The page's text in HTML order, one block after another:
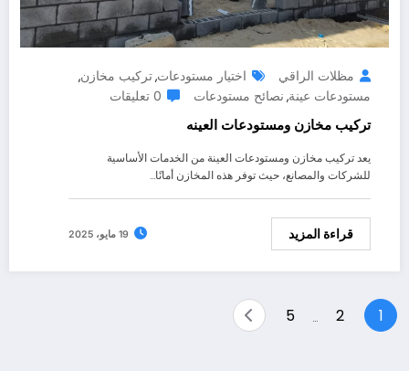
مظلات الراقي اختيار مستودعات,تركيب مخازن,
مستودعات عينة, نصائح مستودعات 0 تعليقات
تركيب مخازن ومستودعات العينه
يعد تركيب مخازن ومستودعات العينة من الخدمات الأساسية
للشركات والمصانع، حيث توفر هذه المخازن أمانًا…
قراءة المزيد 19 مايو، 2025
Posts
1
2
5